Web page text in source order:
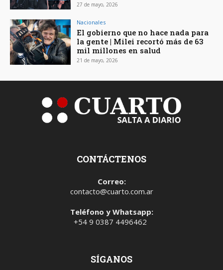
27 de mayo, 2026
Nacionales
El gobierno que no hace nada para
la gente | Milei recortó más de 63
mil millones en salud
21 de mayo, 2026
CONTÁCTENOS
Correo:
contacto@cuarto.com.ar
Teléfono y Whatsapp:
+54 9 0387 4496462
SÍGANOS